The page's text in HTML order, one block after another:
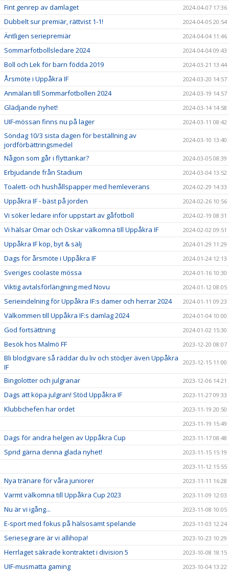
Fint genrep av damlaget 2024-04-07 17:36
Dubbelt sur premiär, rättvist 1-1! 2024-04-05 20:54
Äntligen seriepremiär 2024-04-04 11:46
Sommarfotbollsledare 2024 2024-04-04 09:43
Boll och Lek för barn födda 2019 2024-03-21 13:44
Årsmöte i Uppåkra IF 2024-03-20 14:57
Anmälan till Sommarfotbollen 2024 2024-03-19 14:57
Glädjande nyhet! 2024-03-14 14:58
UIF-mössan finns nu på lager 2024-03-11 08:42
Söndag 10/3 sista dagen för beställning av
jordförbättringsmedel
2024-03-10 13:40
Någon som går i flyttankar? 2024-03-05 08:39
Erbjudande från Stadium 2024-03-04 13:52
Toalett- och hushållspapper med hemleverans 2024-02-29 14:33
Uppåkra IF - bäst på jorden 2024-02-26 10:56
Vi söker ledare inför uppstart av gåfotboll 2024-02-19 08:31
Vi hälsar Omar och Oskar välkomna till Uppåkra IF 2024-02-02 09:51
Uppåkra IF köp, byt & sälj 2024-01-29 11:29
Dags för årsmöte i Uppåkra IF 2024-01-24 12:13
Sveriges coolaste mössa 2024-01-16 10:30
Viktig avtalsförlängning med Novu 2024-01-12 08:05
Serieindelning för Uppåkra IF:s damer och herrar 2024 2024-01-11 09:23
Välkommen till Uppåkra IF:s damlag 2024 2024-01-04 10:00
God fortsättning 2024-01-02 15:30
Besök hos Malmö FF 2023-12-20 08:07
Bli blodgivare så räddar du liv och stödjer även Uppåkra
IF
2023-12-15 11:00
Bingolotter och julgranar 2023-12-06 14:21
Dags att köpa julgran! Stöd Uppåkra IF 2023-11-27 09:33
Klubbchefen har ordet
2023-11-19 20:50
2023-11-19 15:49
Dags för andra helgen av Uppåkra Cup 2023-11-17 08:48
Sprid gärna denna glada nyhet!
2023-11-15 15:19
2023-11-12 15:55
Nya tränare för våra juniorer 2023-11-11 16:28
Varmt välkomna till Uppåkra Cup 2023 2023-11-09 12:03
Nu är vi igång... 2023-11-08 10:05
E-sport med fokus på hälsosamt spelande 2023-11-03 12:24
Seriesegrare är vi allihopa! 2023-10-23 10:29
Herrlaget säkrade kontraktet i division 5 2023-10-08 18:15
UIF-musmatta gaming 2023-10-04 13:22